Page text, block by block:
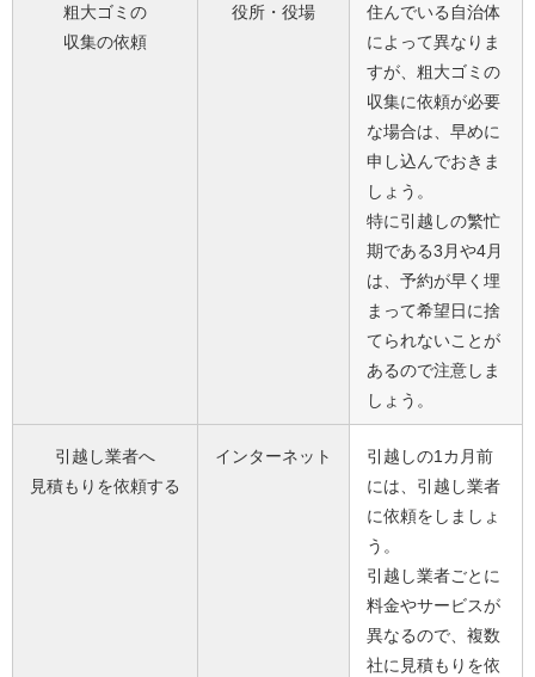
粗大ゴミの
収集の依頼
役所・役場
住んでいる自治体
によって異なりま
すが、粗大ゴミの
収集に依頼が必要
な場合は、早めに
申し込んでおきま
しょう。
特に引越しの繁忙
期である3月や4月
は、予約が早く埋
まって希望日に捨
てられないことが
あるので注意しま
しょう。
引越し業者へ
見積もりを依頼する
インターネット
引越しの1カ月前
には、引越し業者
に依頼をしましょ
う。
引越し業者ごとに
料金やサービスが
異なるので、複数
社に見積もりを依